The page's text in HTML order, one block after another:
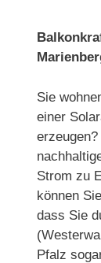
Sie
einer
Strom zu
können
dass Sie
Pfalz